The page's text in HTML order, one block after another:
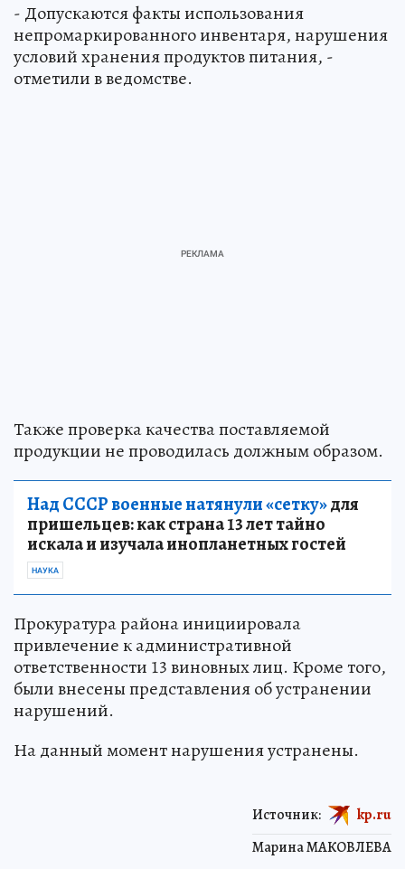
- Допускаются факты использования
непромаркированного инвентаря, нарушения
условий хранения продуктов питания, -
отметили в ведомстве.
Также проверка качества поставляемой
продукции не проводилась должным образом.
Над СССР военные натянули «сетку»для
пришельцев: как страна 13 лет тайно
искала и изучала инопланетных гостей
НАУКА
Прокуратура района инициировала
привлечение к административной
ответственности 13 виновных лиц. Кроме того,
были внесены представления об устранении
нарушений.
На данный момент нарушения устранены.
Марина МАКОВЛЕВА
Источник: kp.ru